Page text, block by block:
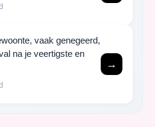
vaak genegeerd,
na je veertigste en
→